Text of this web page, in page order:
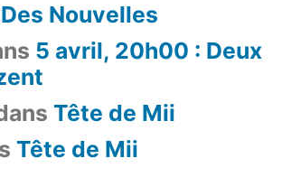
Des Nouvelles
5 avril, 20h00 : Deux
Tête de Mii
Tête de Mii